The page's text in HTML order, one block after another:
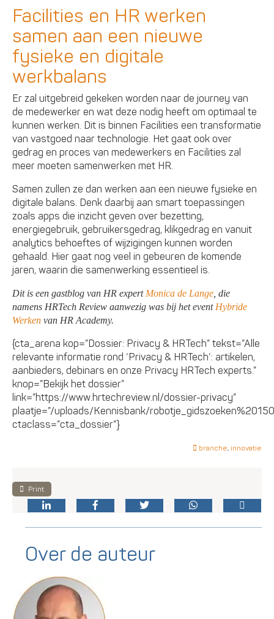
Facilities en HR werken
samen aan een nieuwe
fysieke en digitale
werkbalans
Er zal uitgebreid gekeken worden naar de journey van
de medewerker en wat deze nodig heeft om optimaal te
kunnen werken. Dit is binnen Facilities een transformatie
van vastgoed naar technologie. Het gaat ook over
gedrag en proces van medewerkers en Facilities zal
meer moeten samenwerken met HR.
Samen zullen ze dan werken aan een nieuwe fysieke en
digitale balans. Denk daarbij aan smart toepassingen
zoals apps die inzicht geven over bezetting,
energiegebruik, gebruikersgedrag, klikgedrag en vanuit
analytics behoeftes of wijzigingen kunnen worden
gehaald. Hier gaat nog veel in gebeuren de komende
jaren, waarin die samenwerking essentieel is.
Dit is een gastblog van HR expert Monica de Lange , die
namens HRTech Review aanwezig was bij het event Hybride
Werkenvan HR Academy.
{cta_arena kop=”Dossier: Privacy & HRTech” tekst=”Alle
relevante informatie rond ‘Privacy & HRTech’: artikelen,
aanbieders, debinars en onze Privacy HRTech experts.”
knop=”Bekijk het dossier”
link=”https://www.hrtechreview.nl/dossier-privacy”
plaatje=”/uploads/Kennisbank/
ctaclass=”cta_dossier”}
branche, innovatie
Print
Over de auteur